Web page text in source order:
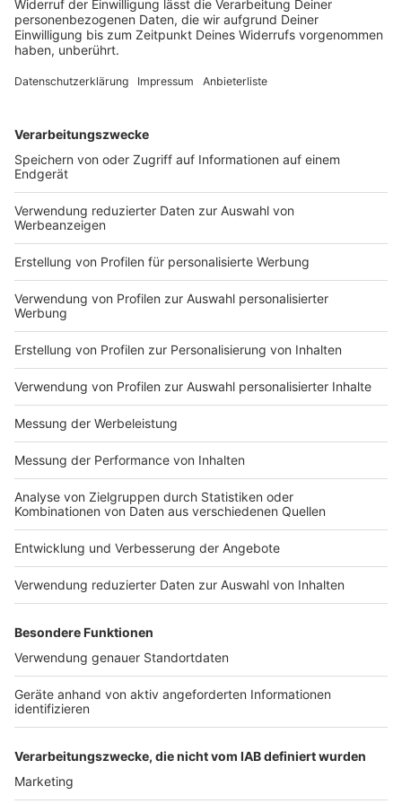
So hatten wir über das Auftauchen der
überraschenden Pläne berichtet
Calatrava-Projekt
Die CENTRUM-Gruppe hat zuletzt den Kö-Bogen II
mit Star-Architekt Ingenhoven realisiert
Weitere Infos zu Santiago Calatrava
Anzeige
Video-Eindrücke der Stadt von der heutigen
Pressekonferenz
Wir benötigen Ihre
Zustimmung, um den YouTube
Video-Service zu laden!
Wir verwenden einen Service eines
Drittanbieters, um Videoinhalte
einzubetten. Dieser Service kann
Daten zu Ihren Aktivitäten
sammeln. Bitte lesen Sie die
Details durch und stimmen Sie der
Nutzung des Service zu, um dieses
Video anzusehen.
Mehr Informationen
Akzeptieren
powered by Usercentrics Consent
Star-Architekt Santiago Calatrava hat heute (23
Januar 2023) Düsseldorf besucht, um mehr über den
Anzeige